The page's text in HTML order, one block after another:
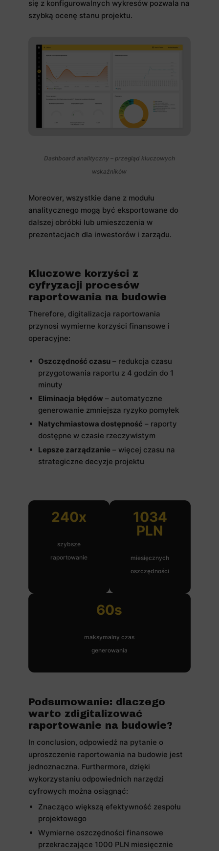
się z konfigurowalnych wykresów pozwala na
szybką ocenę stanu projektu.
Dashboard analityczny – przegląd kluczowych
wskaźników
Moreover, wszystkie dane z modułu
analitycznego mogą być eksportowane do
dalszej obróbki lub umieszczenia w
prezentacjach dla inwestorów i zarządu.
Kluczowe korzyści z
cyfryzacji procesów
raportowania na budowie
Therefore, digitalizacja raportowania
przynosi wymierne korzyści finansowe i
operacyjne:
Oszczędność czasu – redukcja czasu
przygotowania raportu z 4 godzin do 1
minuty
Eliminacja błędów – automatyczne
generowanie zmniejsza ryzyko pomyłek
Natychmiastowa dostępność – raporty
dostępne w czasie rzeczywistym
Lepsze zarządzanie – więcej czasu na
strategiczne decyzje projektu
240x
szybsze
raportowanie
1034
PLN
miesięcznych
oszczędności
60s
maksymalny czas
generowania
Podsumowanie: dlaczego
warto zdigitalizować
raportowanie na budowie?
In conclusion, odpowiedź na pytanie o
uproszczenie raportowania na budowie jest
jednoznaczna. Furthermore, dzięki
wykorzystaniu odpowiednich narzędzi
cyfrowych można osiągnąć:
Znacząco większą efektywność zespołu
projektowego
Wymierne oszczędności finansowe
przekraczające 1000 PLN miesięcznie